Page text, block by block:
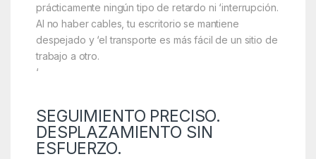
prácticamente ningún tipo de retardo ni ‘interrupción.
Al no haber cables, tu escritorio se mantiene
despejado y ‘el transporte es más fácil de un sitio de
trabajo a otro.
‘
SEGUIMIENTO PRECISO.
DESPLAZAMIENTO SIN
ESFUERZO.